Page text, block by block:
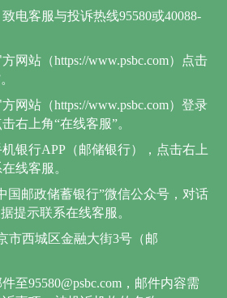
电客服与投诉热线95580或40088-
网站（https://www.psbc.com）点击
网站（https://www.psbc.com）登录
右上角“在线客服”。
银行APP（邮储银行），点击右上
线客服。
国邮政储蓄银行”微信公众号，对话
提示联系在线客服。
市西城区金融大街3号（邮
至95580@psbc.com，邮件内容需